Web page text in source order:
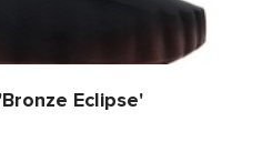
Eclipse'